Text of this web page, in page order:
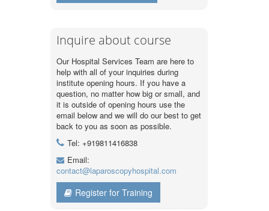
Inquire about course
Our Hospital Services Team are here to
help with all of your inquiries during
institute opening hours. If you have a
question, no matter how big or small, and
it is outside of opening hours use the
email below and we will do our best to get
back to you as soon as possible.
Tel: +919811416838
Email:
contact@laparoscopyhospital.com
Register for Training